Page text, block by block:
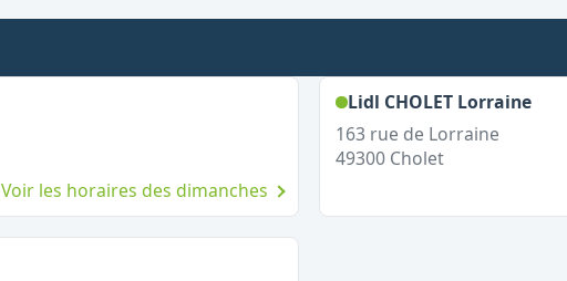
Voir les horaires des dimanches
Lidl CHOLET Lorraine,
163 rue de Lorraine
49300 Cholet